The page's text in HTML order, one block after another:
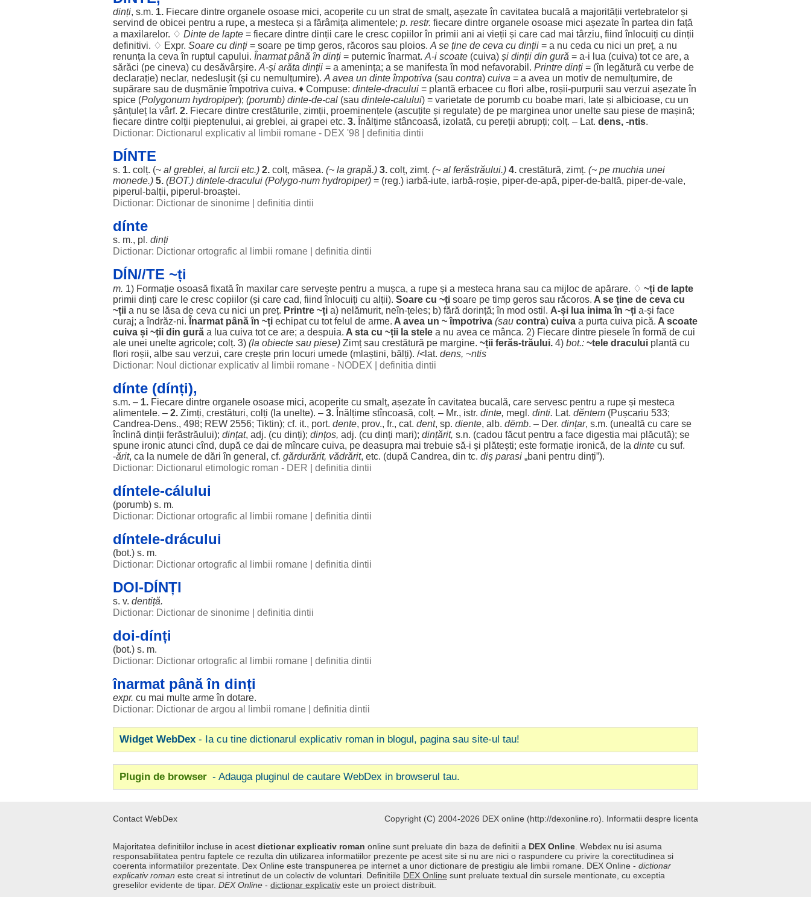
dinți, s.m. 1. Fiecare dintre organele osoase mici, acoperite cu un stratde smalț, așezateîn cavitatea bucală a majorității vertebratelor și
servind de obicei pentru a rupe, a mesteca și a fărâmița alimentele; p. restr. fiecare dintre organele osoase mici așezateîn partea din față
a maxilarelor. ♢ Dinte de lapte = fiecare dintre dinții care le cresc copiilorîn primii ani ai vieții și care cad mai târziu, fiind înlocuiți cu dinții
definitivi. ♢ Expr. Soare cu dinți = soare pe timp geros, răcoros sau ploios. A se ține de ceva cu dinții = a nu ceda cu nici un preț, a nu
renunța la ceva în ruptul capului. Înarmatpână în dinți = puternic înarmat. A-i scoate (cuiva) și dinții din gură = a-i lua (cuiva) tot ce are, a
sărăci (pe cineva) cu desăvârșire. A-și arăta dinții = a amenința; a se manifesta în mod nefavorabil . Printre dinți = (în legătură cu verbe de
declarație) neclar, nedeslușit(și cu nemulțumire). A avea un dinte împotriva (sau contra) cuiva = a avea un motiv de nemulțumire, de
supărare sau de dușmănie împotriva cuiva. ♦ Compuse: dintele-dracului = plantă erbacee cu flori albe, roșii-purpurii sau verzui așezateîn
spice (Polygonum hydropiper); (porumb) dinte-de-cal (sau dintele-calului) = varietate de porumb cu boabe mari, late și albicioase, cu un
șănțulețla vârf. 2. Fiecare dintre crestăturile, zimții, proeminențele (ascuțite și regulate) de pe marginea unor unelte sau piese de mașină;
fiecare dintre colții pieptenului, ai greblei, ai grapei etc. 3. Înălțime stâncoasă, izolată, cu pereții abrupți; colț. – Lat. dens, -ntis.
Dictionar: Dictionarul explicativ al limbii romane - DEX '98
definitia dintii
DÍNTE
s. 1. colț. (~ al greblei, al furcii etc.) 2. colț, măsea. (~ la grapă.) 3. colț, zimț. (~ al ferăstrăului.) 4. crestătură, zimț. (~ pe muchia unei
monede.) 5. (BOT.) dintele-dracului (Polygo-num hydropiper) = (reg.) iarbă-iute, iarbă-roșie, piper-de-apă, piper-de-baltă, piper-de-vale,
piperul -balții, piperul -broaștei.
Dictionar: Dictionar de sinonime
definitia dintii
dínte
s. m., pl. dinți
Dictionar: Dictionar ortografic al limbii romane
definitia dintii
DÍN//TE ~ți
m. 1) Formație osoasă fixată în maxilar care servește pentru a mușca, a rupe și a mesteca hrana sau ca mijloc de apărare. ♢ ~ți de lapte
primii dinți care le cresc copiilor (și care cad, fiind înlocuiți cu alții). Soare cu ~ți soare pe timp geros sau răcoros. A se ține de ceva cu
~ții a nu se lăsa de ceva cu nici un preț. Printre ~ți a) nelămurit, neîn-țeles; b) fără dorință; în mod ostil . A-și lua inimaîn ~ți a-și face
curaj; a îndrăz-ni. Înarmat până în ~ți echipatcu totfelul de arme. A avea un ~împotriva (sau contra) cuiva a purta cuiva pică. A scoate
cuiva și ~ții din gură a lua cuiva tot ce are; a despuia. A sta cu ~ții la stele a nu avea ce mânca. 2) Fiecare dintre pieseleîn formă de cui
ale unei unelte agricole; colț. 3) (la obiecte sau piese) Zimțsau crestătură pe margine. ~ții ferăs-trăului. 4) bot.: ~tele dracului plantă cu
flori roșii, albe sau verzui, care crește prin locuri umede (mlaștini, bălți). /<lat. dens, ~ntis
Dictionar: Noul dictionar explicativ al limbii romane - NODEX
definitia dintii
dínte (dínți),
s.m. – 1. Fiecare dintre organele osoase mici, acoperite cu smalț, așezateîn cavitatea bucală, care servesc pentru a rupe și mesteca
alimentele. – 2. Zimți, crestături, colți (la unelte). – 3. Înălțime stîncoasă, colț. – Mr., istr. dinte, megl. dinti. Lat. dĕntem (Pușcariu 533;
Candrea-Dens., 498; REW 2556; Tiktin); cf. it., port. dente, prov., fr., cat. dent, sp. diente, alb. dëmb. – Der. dințar, s.m. (unealtă cu care se
înclină dinții ferăstrăului); dințat, adj. (cu dinți); dințos, adj. (cu dinți mari); dințărit, s.n. (cadou făcut pentru a face digestia mai plăcută); se
spune ironic atunci cînd, după ce dai de mîncare cuiva, pe deasupra mai trebuie să-i și plătești; este formație ironică, de la dinte cu suf.
-ărit, ca la numele de dări în general , cf. gărdurărit, vădrărit, etc. (după Candrea, din tc. diș parasi „bani pentru dinți”).
Dictionar: Dictionarul etimologic roman - DER
definitia dintii
díntele-cálului
(porumb) s. m.
Dictionar: Dictionar ortografic al limbii romane
definitia dintii
díntele-drácului
(bot.) s. m.
Dictionar: Dictionar ortografic al limbii romane
definitia dintii
DOI-DÍNȚI
s. v. dentiță.
Dictionar: Dictionar de sinonime
definitia dintii
doi-dínți
(bot.) s. m.
Dictionar: Dictionar ortografic al limbii romane
definitia dintii
înarmat până în dinți
expr. cu mai multe armeîn dotare.
Dictionar: Dictionar de argou al limbii romane
definitia dintii
Widget WebDex - Ia cu tine dictionarul explicativ roman in blogul, pagina sau site-ul tau!
Plugin de browser - Adauga pluginul de cautare WebDex in browserul tau.
Contact WebDex Copyright (C) 2004-2026 DEX online (http://dexonline.ro). Informatii despre licenta
Majoritatea definitiilor incluse in acest dictionar explicativ roman online sunt preluate din baza de definitii a DEX Online . Webdex nu isi asuma
responsabilitatea pentru faptele ce rezulta din utilizarea informatiilor prezente pe acest site si nu are nici o raspundere cu privire la corectitudinea si
coerenta informatiilor prezentate. Dex Online este transpunerea pe internet a unor dictionare de prestigiu ale limbii romane. DEX Online - dictionar
explicativ roman este creat si intretinut de un colectiv de voluntari. Definitiile DEX Online sunt preluate textual din sursele mentionate, cu exceptia
greselilor evidente de tipar. DEX Online - dictionar explicativ este un proiect distribuit.